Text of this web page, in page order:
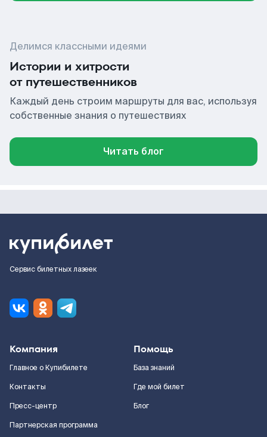
Делимся классными идеями
Истории и хитрости
от путешественников
Каждый день строим маршруты для вас, используя
собственные знания о путешествиях
Читать блог
Сервис билетных лазеек
Компания
Главное о Купибилете
Контакты
Пресс-центр
Партнерская программа
Помощь
База знаний
Где мой билет
Блог